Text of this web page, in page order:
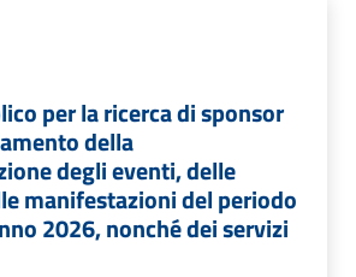
per la ricerca di sponsor
della
degli eventi, delle
manifestazioni del periodo
2026, nonché dei servizi